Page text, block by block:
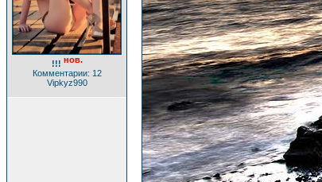
!!! нов.
Комментарии: 12
Vipkyz990